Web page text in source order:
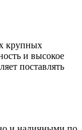
крупных
и высокое
поставлять